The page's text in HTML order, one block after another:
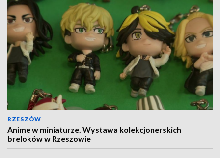
RZESZÓW
Anime w miniaturze. Wystawa kolekcjonerskich
breloków w Rzeszowie